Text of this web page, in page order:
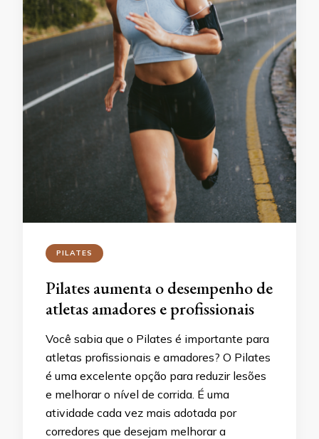
PILATES
Pilates aumenta o desempenho de
atletas amadores e profissionais
Você sabia que o Pilates é importante para
atletas profissionais e amadores? O Pilates
é uma excelente opção para reduzir lesões
e melhorar o nível de corrida. É uma
atividade cada vez mais adotada por
corredores que desejam melhorar a